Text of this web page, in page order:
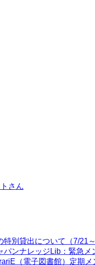
さん
特別貸出について（7/21
パンナレッジLib：緊急
（電子図書館）定期